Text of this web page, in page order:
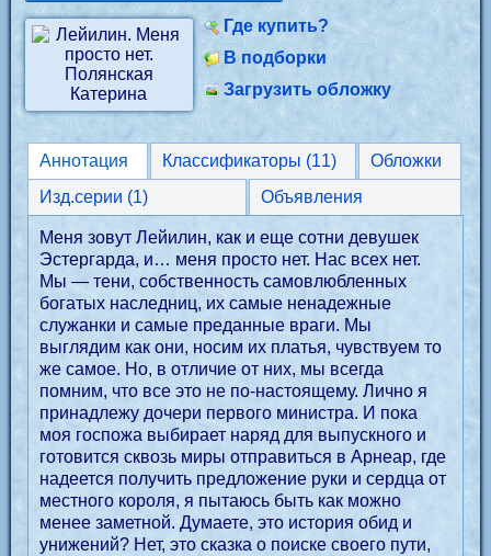
Где купить?
В подборки
Загрузить обложку
Аннотация Классификаторы (11)
Обложки
Изд.серии (1)
Объявления
Меня зовут Лейилин, как и еще сотни девушек
Эстергарда, и… меня просто нет. Нас всех нет.
Мы — тени, собственность самовлюбленных
богатых наследниц, их самые ненадежные
служанки и самые преданные враги. Мы
выглядим как они, носим их платья, чувствуем то
же самое. Но, в отличие от них, мы всегда
помним, что все это не по-настоящему. Лично я
принадлежу дочери первого министра. И пока
моя госпожа выбирает наряд для выпускного и
готовится сквозь миры отправиться в Арнеар, где
надеется получить предложение руки и сердца от
местного короля, я пытаюсь быть как можно
менее заметной. Думаете, это история обид и
унижений? Нет, это сказка о поиске своего пути,